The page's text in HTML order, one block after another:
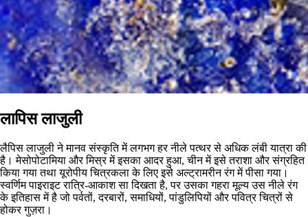
लापिस लाजुली
लैपिस लाजुली ने मानव संस्कृति में लगभग हर नीले पत्थर से अधिक लंबी यात्रा की
है। मेसोपोटामिया और मिस्र में इसका आदर हुआ, चीन में इसे तराशा और संग्रहित
किया गया तथा यूरोपीय चित्रकला के लिए इसे अल्ट्रामरीन रंग में पीसा गया।
स्वर्णिम पाइराइट रात्रि-आकाश सा दिखता है, पर उसका गहरा मूल्य उस नीले रंग
के इतिहास में है जो पर्वतों, दरबारों, समाधियों, पांडुलिपियों और पवित्र चित्रों से
होकर गुज़रा।